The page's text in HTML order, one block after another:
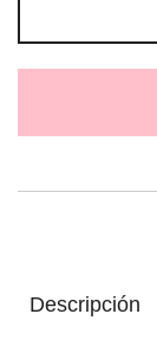
Descripción